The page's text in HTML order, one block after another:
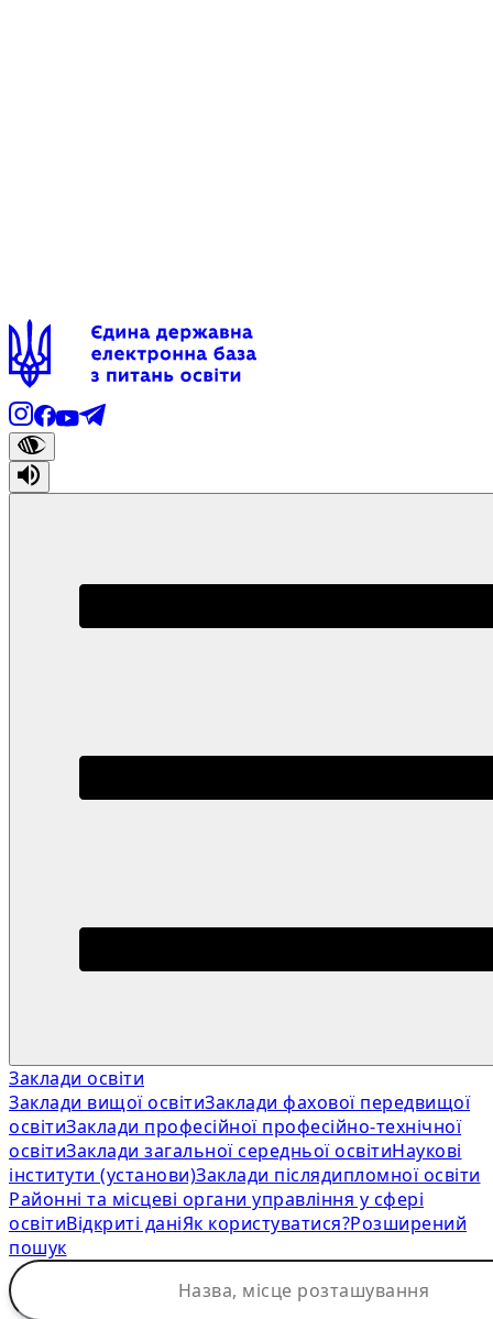
Заклади освіти
Заклади вищої освітиЗаклади фахової передвищої
освітиЗаклади професійної професійно-технічної
освітиЗаклади загальної середньої освітиНаукові
інститути (установи)Заклади післядипломної освіти
Районні та місцеві органи управління у сфері
освітиВідкриті даніЯк користуватися?Розширений
пошук